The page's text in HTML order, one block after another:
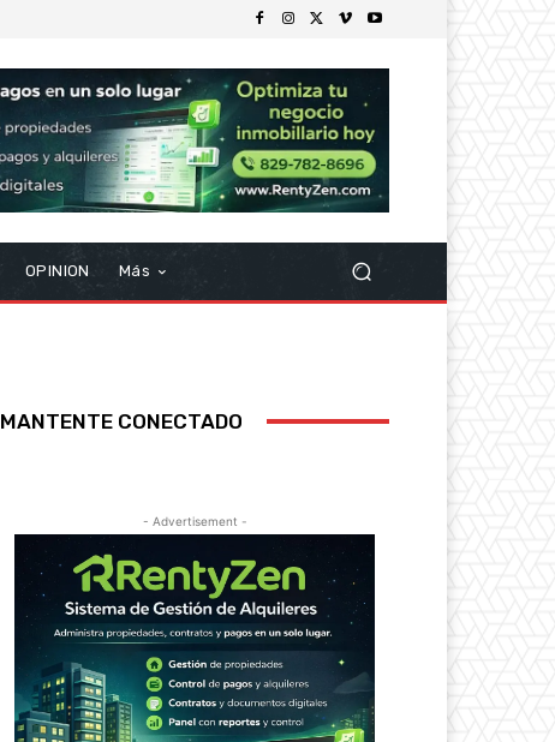
OPINION Más
MANTENTE CONECTADO
- Advertisement -